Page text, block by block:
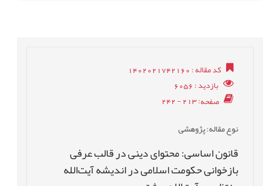
کد مقاله: 1402021742160
بازدید: 6056
صفحه: 213 - 242
نوع مقاله: پژوهشی
قانون اساسی: محتوای دینی در قالب عرفی
بازخوانی حکومت اسلامی در اندیشه آیت‌الله